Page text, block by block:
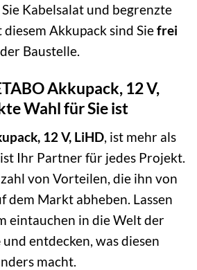
Kabelsalat und begrenzte
Akkupack sind Siefrei
Baustelle.
Akkupack, 12 V,
Wahl für Sie ist
12 V, LiHD, ist mehr als
Ihr Partner für jedes Projekt.
von Vorteilen, die ihn von
dem Markt abheben. Lassen
eintauchen in die Welt der
und entdecken, was diesen
macht.